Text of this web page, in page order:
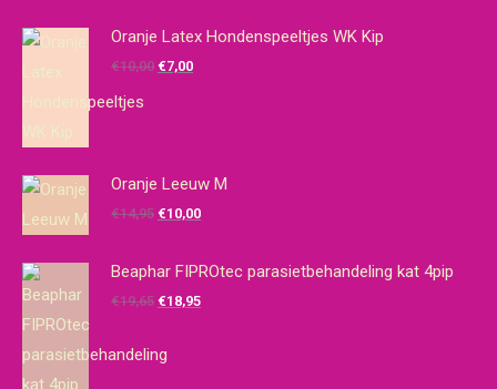
Oranje Latex Hondenspeeltjes WK Kip
€10,00 Oorspronkelijke
€7,00Huidige
Oranje Leeuw M
€14,95 Oorspronkelijke
was:
€14,95.
€10,00Huidige
is:
€10,00.
Beaphar FIPROtec parasietbehandeling kat 4pip
€19,65 Oorspronkelijke
was:
€18,95Huidige